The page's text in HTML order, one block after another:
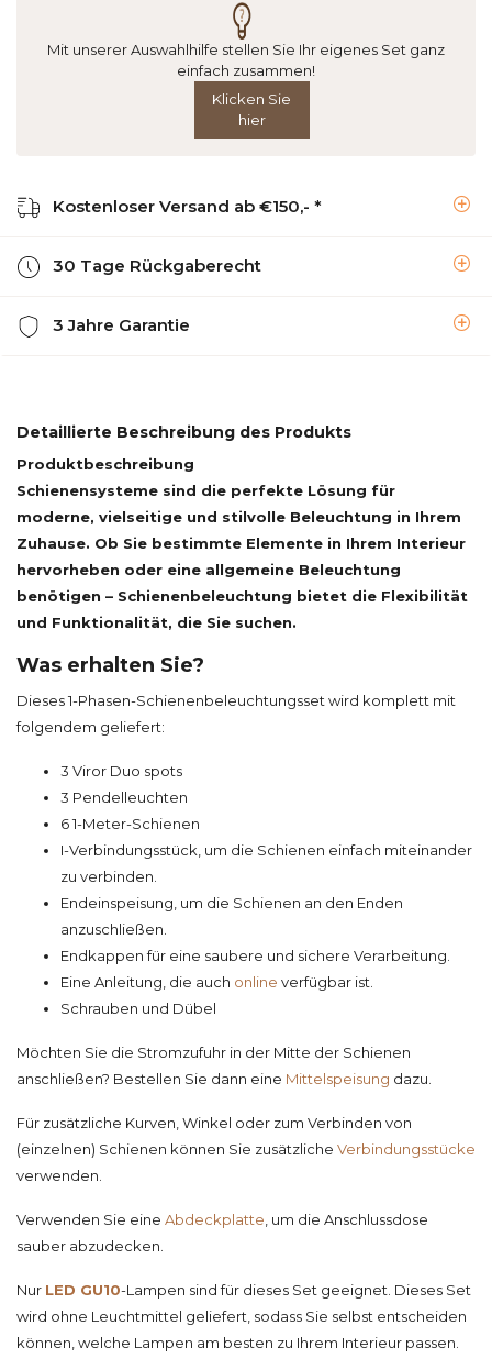
Mit unserer Auswahlhilfe stellen Sie Ihr eigenes Set ganz
einfach zusammen!
Klicken Sie
hier
Kostenloser Versand ab €150,- *
30 Tage Rückgaberecht
3 Jahre Garantie
Detaillierte Beschreibung des Produkts
Produktbeschreibung
Schienensysteme sind die perfekte Lösung für
moderne, vielseitige und stilvolle Beleuchtung in Ihrem
Zuhause. Ob Sie bestimmte Elemente in Ihrem Interieur
hervorheben oder eine allgemeine Beleuchtung
benötigen – Schienenbeleuchtung bietet die Flexibilität
und Funktionalität, die Sie suchen.
Was erhalten Sie?
Dieses 1-Phasen-Schienenbeleuchtungsset wird komplett mit
folgendem geliefert:
3 Viror Duo spots
3 Pendelleuchten
6 1-Meter-Schienen
I-Verbindungsstück, um die Schienen einfach miteinander
zu verbinden.
Endeinspeisung, um die Schienen an den Enden
anzuschließen.
Endkappen für eine saubere und sichere Verarbeitung.
Eine Anleitung, die auch online verfügbar ist.
Schrauben und Dübel
Möchten Sie die Stromzufuhr in der Mitte der Schienen
anschließen? Bestellen Sie dann eine Mittelspeisung dazu.
Für zusätzliche Kurven, Winkel oder zum Verbinden von
(einzelnen) Schienen können Sie zusätzliche Verbindungsstücke
verwenden.
Verwenden Sie eine Abdeckplatte , um die Anschlussdose
sauber abzudecken.
Nur LED GU10-Lampen sind für dieses Set geeignet. Dieses Set
wird ohne Leuchtmittel geliefert, sodass Sie selbst entscheiden
können, welche Lampen am besten zu Ihrem Interieur passen.